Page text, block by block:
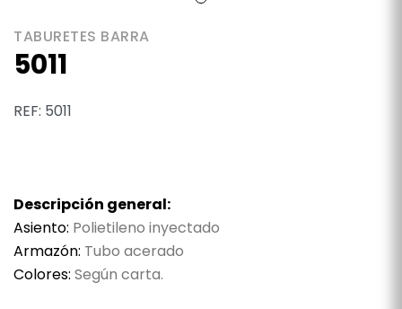
TABURETES BARRA
5011
REF: 5011
Descripción general:
Asiento: Polietileno inyectado
Armazón: Tubo acerado
Colores: Según carta.